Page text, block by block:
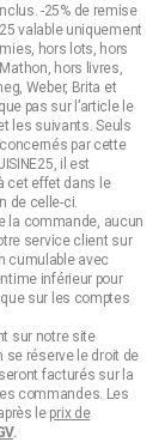
-25% de remise
valable uniquement
hors lots, hors
hors livres,
Weber, Brita et
pas sur l’article le
les suivants. Seuls
par cette
il est
cet effet dans le
de celle-ci.
la commande, aucun
service client sur
cumulable avec
inférieur pour
sur les comptes
sur notre site
se réserve le droit de
facturés sur la
commandes. Les
le prix de
.